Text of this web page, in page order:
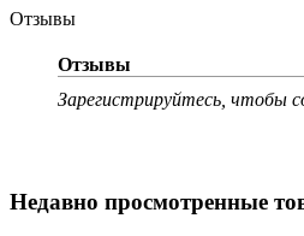
Отзывы
Отзывы
Зарегистрируйтесь, чтобы
Недавно просмотренные